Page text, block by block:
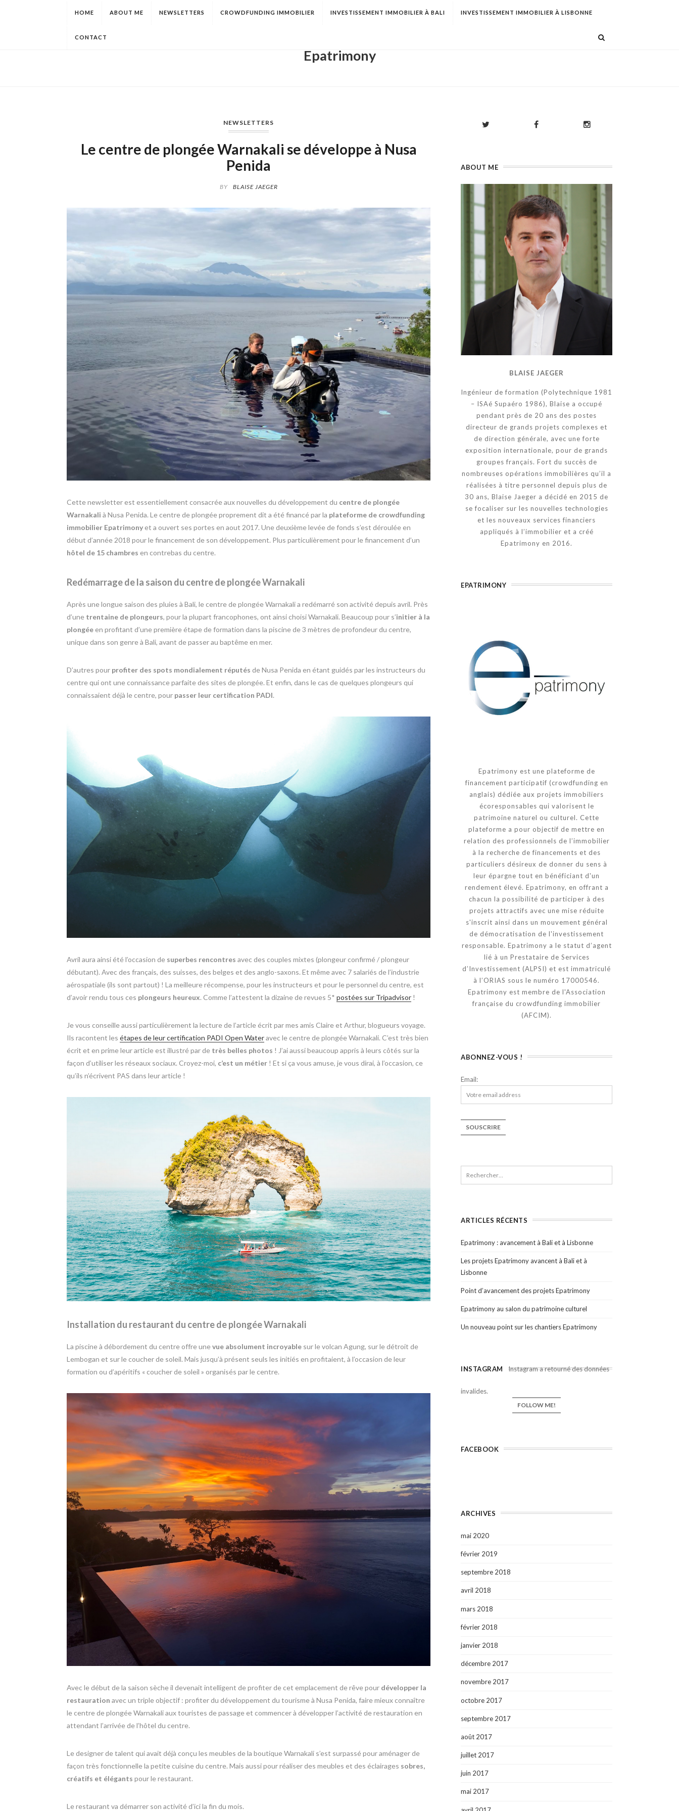
HOME ABOUT ME NEWSLETTERS CROWDFUNDING IMMOBILIER INVESTISSEMENT IMMOBILIER À BALI INVESTISSEMENT IMMOBILIER À LISBONNE
CONTACT
Epatrimony
NEWSLETTERS
Le centre de plongée Warnakali se développe à Nusa
Penida
BY BLAISE JAEGER
Cette newsletter est essentiellement consacrée aux nouvelles du développement du centre de plongée
Warnakali à Nusa Penida. Le centre de plongée proprement dit a été financé par la plateforme de crowdfunding
immobilier Epatrimony et a ouvert ses portes en aout 2017. Une deuxième levée de fonds s’est déroulée en
début d’année 2018 pour le financement de son développement. Plus particulièrement pour le financement d’un
hôtel de 15 chambres en contrebas du centre.
Redémarrage de la saison du centre de plongée Warnakali
Après une longue saison des pluies à Bali, le centre de plongée Warnakali a redémarré son activité depuis avril. Près
d’une trentaine de plongeurs, pour la plupart francophones, ont ainsi choisi Warnakali. Beaucoup pour s’initier à la
plongée en profitant d’une première étape de formation dans la piscine de 3 mètres de profondeur du centre,
unique dans son genre à Bali, avant de passer au baptême en mer.
D’autres pour profiter des spots mondialement réputés de Nusa Penida en étant guidés par les instructeurs du
centre qui ont une connaissance parfaite des sites de plongée. Et enfin, dans le cas de quelques plongeurs qui
connaissaient déjà le centre, pour passer leur certification PADI.
Avril aura ainsi été l’occasion de superbes rencontres avec des couples mixtes (plongeur confirmé / plongeur
débutant). Avec des français, des suisses, des belges et des anglo-saxons. Et même avec 7 salariés de l’industrie
aérospatiale (ils sont partout) ! La meilleure récompense, pour les instructeurs et pour le personnel du centre, est
d’avoir rendu tous ces plongeurs heureux. Comme l’attestent la dizaine de revues 5* postées sur Tripadvisor !
Je vous conseille aussi particulièrement la lecture de l’article écrit par mes amis Claire et Arthur, blogueurs voyage.
Ils racontent les étapes de leur certification PADI Open Wateravec le centre de plongée Warnakali. C’est très bien
écrit et en prime leur article est illustré par de très belles photos ! J’ai aussi beaucoup appris à leurs côtés sur la
façon d’utiliser les réseaux sociaux. Croyez-moi, c’est un métier ! Et si ça vous amuse, je vous dirai, à l’occasion, ce
qu’ils n’écrivent PAS dans leur article !
Installation du restaurant du centre de plongée Warnakali
La piscine à débordement du centre offre unevue absolument incroyable sur le volcan Agung, sur le détroit de
Lembogan et sur le coucher de soleil. Mais jusqu’à présent seuls les initiés en profitaient, à l’occasion de leur
formation ou d’apéritifs « coucher de soleil » organisés par le centre.
Avec le début de la saison sèche il devenait intelligent de profiter de cet emplacement de rêve pour développer la
restauration avec un triple objectif : profiter du développement du tourisme à Nusa Penida, faire mieux connaître
le centre de plongée Warnakali aux touristes de passage et commencer à développer l’activité de restauration en
attendant l’arrivée de l’hôtel du centre.
Le designer de talent qui avait déjà conçu les meubles de la boutique Warnakali s’est surpassé pour aménager de
façon très fonctionnelle la petite cuisine du centre. Mais aussi pour réaliser des meubles et des éclairages sobres,
créatifs et élégants pour le restaurant.
Le restaurant va démarrer son activité d’ici la fin du mois.
ABOUT ME
BLAISE JAEGER
Ingénieur de formation (Polytechnique 1981
– ISAé Supaéro 1986), Blaise a occupé
pendant près de 20 ans des postes
directeur de grands projets complexes et
de direction générale, avec une forte
exposition internationale, pour de grands
groupes français. Fort du succès de
nombreuses opérations immobilières qu’il a
réalisées à titre personnel depuis plus de
30 ans, Blaise Jaeger a décidé en 2015 de
se focaliser sur les nouvelles technologies
et les nouveaux services financiers
appliqués à l’immobilier et a créé
Epatrimony en 2016.
EPATRIMONY
Epatrimony est une plateforme de
financement participatif (crowdfunding en
anglais) dédiée aux projets immobiliers
écoresponsables qui valorisent le
patrimoine naturel ou culturel. Cette
plateforme a pour objectif de mettre en
relation des professionnels de l’immobilier
à la recherche de financements et des
particuliers désireux de donner du sens à
leur épargne tout en bénéficiant d'un
rendement élevé. Epatrimony, en offrant a
chacun la possibilité de participer à des
projets attractifs avec une mise réduite
s'inscrit ainsi dans un mouvement général
de démocratisation de l'investissement
responsable. Epatrimony a le statut d’agent
lié à un Prestataire de Services
d’Investissement (ALPSI) et est immatriculé
à l’ORIAS sous le numéro 17000546.
Epatrimony est membre de l'Association
française du crowdfunding immobilier
(AFCIM).
ABONNEZ-VOUS !
Email:
ARTICLES RÉCENTS
Epatrimony : avancement à Bali et à Lisbonne
Les projets Epatrimony avancent à Bali et à
Lisbonne
Point d’avancement des projets Epatrimony
Epatrimony au salon du patrimoine culturel
Un nouveau point sur les chantiers Epatrimony
INSTAGRAM Instagram a retourné des données
invalides.
FOLLOW ME!
FACEBOOK
ARCHIVES
mai 2020
février 2019
septembre 2018
avril 2018
mars 2018
février 2018
janvier 2018
décembre 2017
novembre 2017
octobre 2017
septembre 2017
août 2017
juillet 2017
juin 2017
mai 2017